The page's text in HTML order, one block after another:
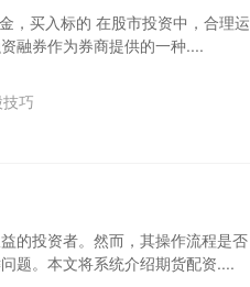
，买入标的 在股市投资中，合理运
融券作为券商提供的一种....
巧
的投资者。然而，其操作流程是否
题。本文将系统介绍期货配资....